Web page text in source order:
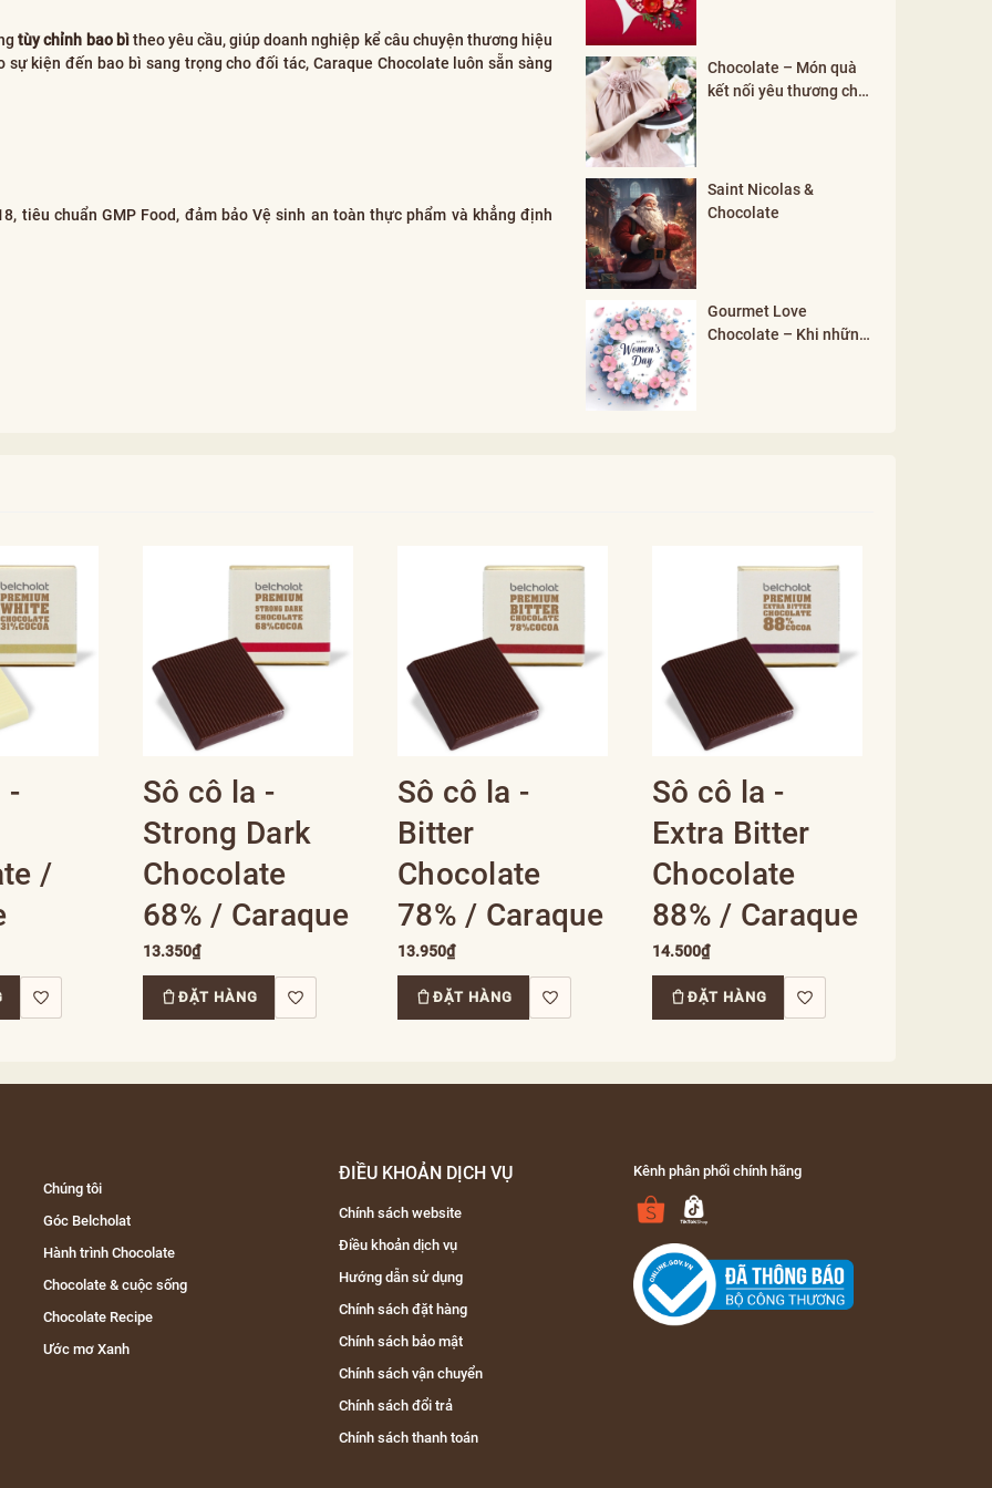
tùy chỉnh bao bìtheo yêu cầu, giúp doanh nghiệp kể câu chuyện thương hiệu
kiện đến bao bì sang trọng cho đối tác, Caraque Chocolate luôn sẵn sàng
tiêu chuẩn GMP Food, đảm bảo Vệ sinh an toàn thực phẩm và khẳng định
Chocolate – Món quà
kết nối yêu thương cho
Saint Nicolas &
Chocolate
Gourmet Love
Chocolate – Khi những
-
/
Sô cô la -
Strong Dark
Chocolate
68% / Caraque
13.350₫
ĐẶT HÀNG
Sô cô la -
Bitter
Chocolate
78% / Caraque
13.950₫
ĐẶT HÀNG
Sô cô la -
Extra Bitter
Chocolate
88% / Caraque
14.500₫
ĐẶT HÀNG
Chúng tôi
Góc Belcholat
Hành trình Chocolate
Chocolate & cuộc sống
Chocolate Recipe
Ước mơ Xanh
ĐIỀU KHOẢN DỊCH VỤ
Chính sách website
Điều khoản dịch vụ
Hướng dẫn sử dụng
Chính sách đặt hàng
Chính sách bảo mật
Chính sách vận chuyển
Chính sách đổi trả
Chính sách thanh toán
Kênh phân phối chính hãng